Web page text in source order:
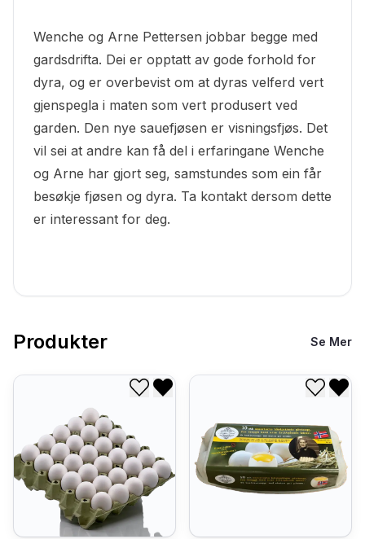
Wenche og Arne Pettersen jobbar begge med
gardsdrifta. Dei er opptatt av gode forhold for
dyra, og er overbevist om at dyras velferd vert
gjenspegla i maten som vert produsert ved
garden. Den nye sauefjøsen er visningsfjøs. Det
vil sei at andre kan få del i erfaringane Wenche
og Arne har gjort seg, samstundes som ein får
besøkje fjøsen og dyra. Ta kontakt dersom dette
er interessant for deg.
Produkter Se Mer